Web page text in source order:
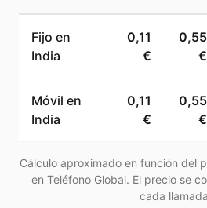
Fijo en
India
0,11
€
0,55
€
Móvil en
India
0,11
€
0,55
€
Cálculo aproximado en función del
en Teléfono Global. El precio se
cada